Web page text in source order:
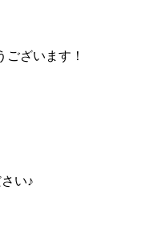
ざいます！
い♪